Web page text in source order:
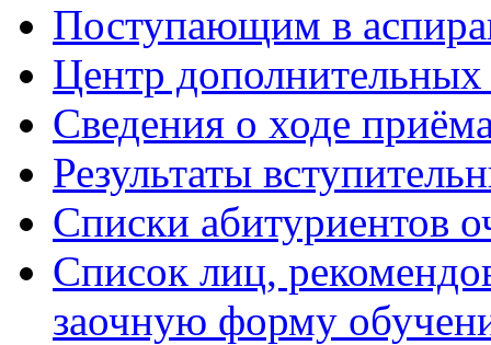
Поступающим в
Центр дополнительных
Сведения о ходе
Результаты
Списки абитуриентов
Список лиц,
заочную форму